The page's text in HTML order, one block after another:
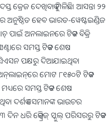
କ୍ରେଜ ଦେଖିବାକୁ ମିଳିଛି। ଆସନ୍ତା ୨୨
ଅନୁଷ୍ଠିତ ହେବ ଭାରତ-ୱେଷ୍ଟଇଣ୍ଡିଜ
ପାଇଁ ଅନଲାଇନରେ ଟିକଟ ବିକ୍ରି
ସମସ୍ତ ଟିକଟ ଶେଷ
ପକ୍ଷରୁ ଦିଆଯାଇଥିବା
​ମୋଟ ୮୧୫୦ଟି ଟିକଟ
ମଧ୍ୟରେ ସମସ୍ତ ଟିକଟ ଶେଷ
ଦର୍ଶକ ସେମାନଙ୍କ ଭାଉଚର
ଧରି କେମ୍ବ୍ରିଜ୍ ସ୍କୁଲ୍‌ ପରିସରରୁ ଟିକଟ